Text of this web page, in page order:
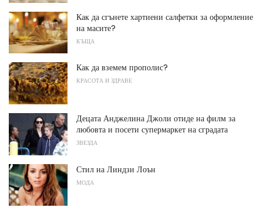
Как да сгънете хартиени салфетки за оформление
на масите?
КЪЩА
Как да вземем прополис?
КРАСОТА И ЗДРАВЕ
Децата Анджелина Джоли отиде на филм за
любовта и посети супермаркет на сградата
ЗВЕЗДА
Стил на Линдзи Лоън
МОДА